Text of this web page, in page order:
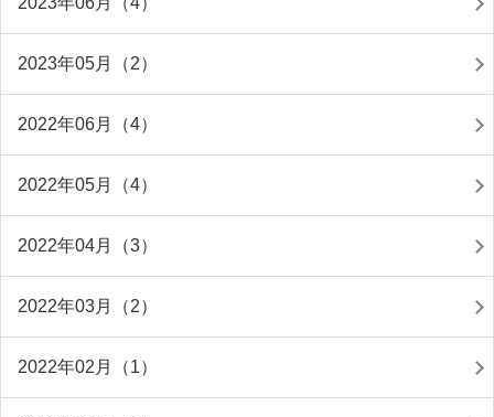
2023年05月（2）
2022年06月（4）
2022年05月（4）
2022年04月（3）
2022年03月（2）
2022年02月（1）